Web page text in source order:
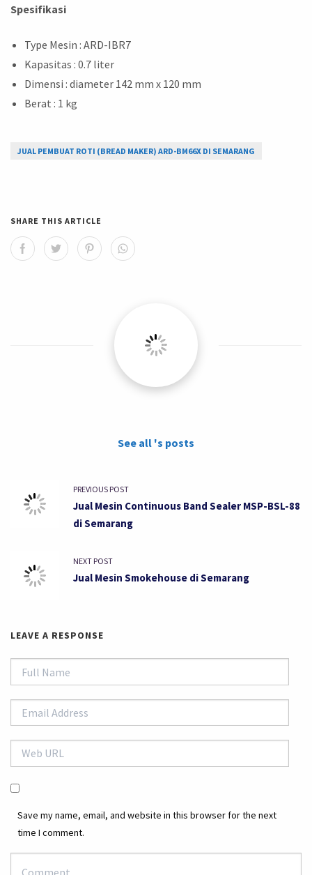
Spesifikasi
Type Mesin : ARD-IBR7
Kapasitas : 0.7 liter
Dimensi : diameter 142 mm x 120 mm
Berat : 1 kg
JUAL PEMBUAT ROTI (BREAD MAKER) ARD-BM66X DI SEMARANG
SHARE THIS ARTICLE
See all 's posts
PREVIOUS POST
Jual Mesin Continuous Band Sealer MSP-BSL-88
di Semarang
NEXT POST
Jual Mesin Smokehouse di Semarang
LEAVE A RESPONSE
Save my name, email, and website in this browser for the next
time I comment.